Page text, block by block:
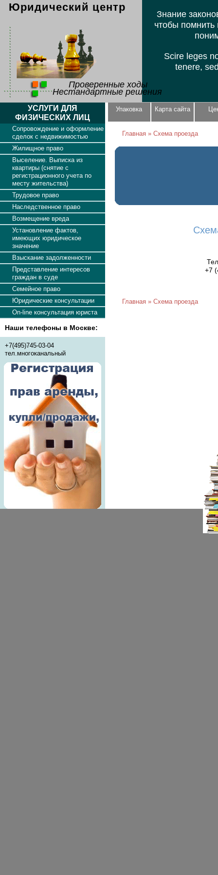
УСЛУГИ ДЛЯ
ФИЗИЧЕСКИХ ЛИЦ
Сопровождение и оформление
сделок с недвижимостью
Жилищное право
Выселение. Выписка из
квартиры (снятие с
регистрационного учета по
месту жительства)
Трудовое право
Наследственное право
Возмещение вреда
Установление фактов,
имеющих юридическое
значение
Взыскание задолженности
Представление интересов
граждан в суде
Семейное право
Юридические консультации
On-line консультация юриста
Наши телефоны в Москве:
+7(495)745-03-04
тел.многоканальный
Упаковка Карта сайта
Главная » Схема проезда
+7
Главная » Схема проезда
Юридический центр
Проверенные ходы
Нестандартные решения
Знание
чтобы помнить
Scire leges
tenere,